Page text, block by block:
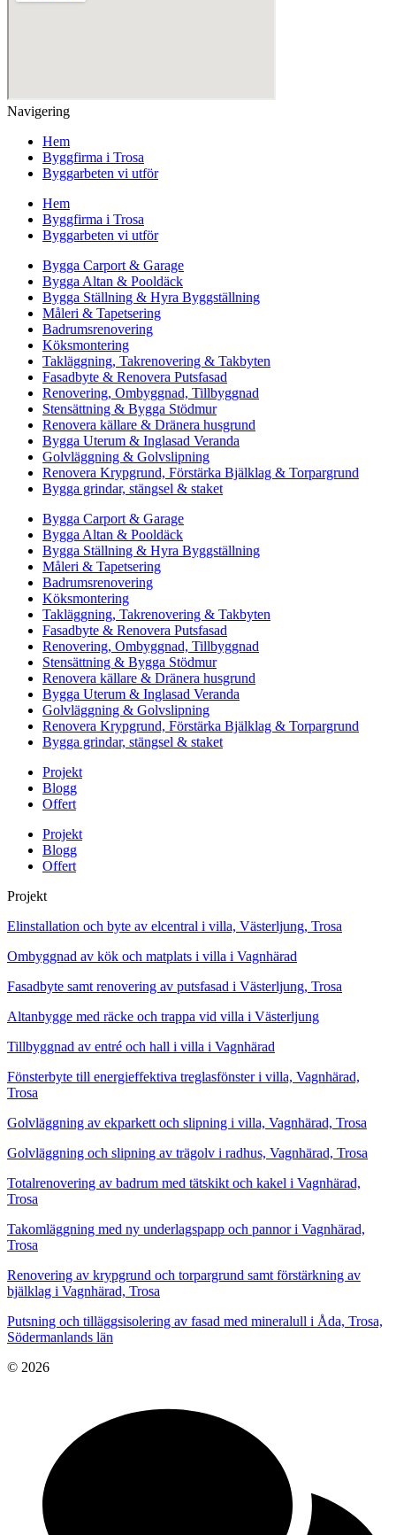
Navigering
Hem
Byggfirma i Trosa
Byggarbeten vi utför
Hem
Byggfirma i Trosa
Byggarbeten vi utför
Bygga Carport & Garage
Bygga Altan & Pooldäck
Bygga Ställning & Hyra Byggställning
Måleri & Tapetsering
Badrumsrenovering
Köksmontering
Takläggning, Takrenovering & Takbyten
Fasadbyte & Renovera Putsfasad
Renovering, Ombyggnad, Tillbyggnad
Stensättning & Bygga Stödmur
Renovera källare & Dränera husgrund
Bygga Uterum & Inglasad Veranda
Golvläggning & Golvslipning
Renovera Krypgrund, Förstärka Bjälklag & Torpargrund
Bygga grindar, stängsel & staket
Bygga Carport & Garage
Bygga Altan & Pooldäck
Bygga Ställning & Hyra Byggställning
Måleri & Tapetsering
Badrumsrenovering
Köksmontering
Takläggning, Takrenovering & Takbyten
Fasadbyte & Renovera Putsfasad
Renovering, Ombyggnad, Tillbyggnad
Stensättning & Bygga Stödmur
Renovera källare & Dränera husgrund
Bygga Uterum & Inglasad Veranda
Golvläggning & Golvslipning
Renovera Krypgrund, Förstärka Bjälklag & Torpargrund
Bygga grindar, stängsel & staket
Projekt
Blogg
Offert
Projekt
Blogg
Offert
Projekt
Elinstallation och byte av elcentral i villa, Västerljung, Trosa
Ombyggnad av kök och matplats i villa i Vagnhärad
Fasadbyte samt renovering av putsfasad i Västerljung, Trosa
Altanbygge med räcke och trappa vid villa i Västerljung
Tillbyggnad av entré och hall i villa i Vagnhärad
Fönsterbyte till energieffektiva treglasfönster i villa, Vagnhärad,
Trosa
Golvläggning av ekparkett och slipning i villa, Vagnhärad, Trosa
Golvläggning och slipning av trägolv i radhus, Vagnhärad, Trosa
Totalrenovering av badrum med tätskikt och kakel i Vagnhärad,
Trosa
Takomläggning med ny underlagspapp och pannor i Vagnhärad,
Trosa
Renovering av krypgrund och torpargrund samt förstärkning av
bjälklag i Vagnhärad, Trosa
Putsning och tilläggsisolering av fasad med mineralull i Åda, Trosa,
Södermanlands län
© 2026